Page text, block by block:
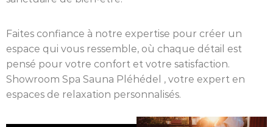
Faites confiance à notre expertise pour créer un
espace qui vous ressemble, où chaque détail est
pensé pour votre confort et votre satisfaction.
Showroom Spa Sauna Pléhédel , votre expert en
espaces de relaxation personnalisés.